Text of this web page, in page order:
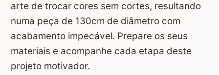
arte de trocar cores sem cortes, resultando
numa peça de 130cm de diâmetro com
acabamento impecável. Prepare os seus
materiais e acompanhe cada etapa deste
projeto motivador.